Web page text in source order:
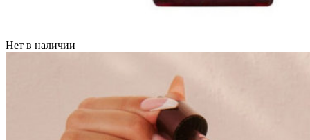
Нет в наличии